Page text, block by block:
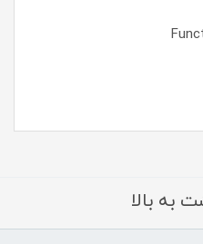
به بالا